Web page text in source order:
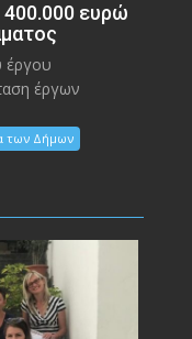
400.000 ευρώ
έργου
έργων
των Δήμων